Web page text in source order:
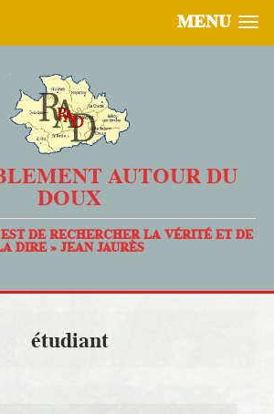
MENU
AUTOUR DU
DOUX
DE RECHERCHER LA VÉRITÉ ET DE
DIRE » JEAN JAURÈS
étudiant